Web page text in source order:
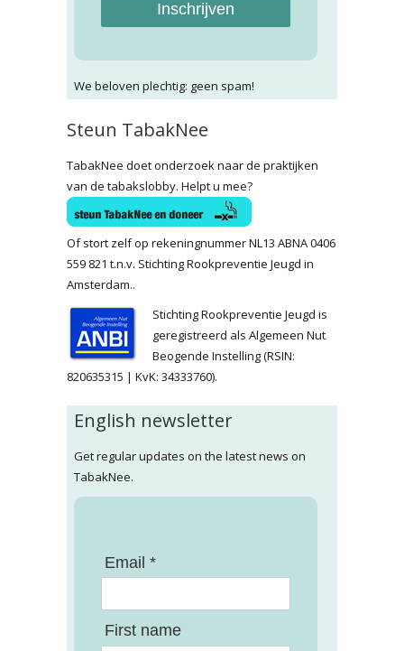
Inschrijven
We beloven plechtig: geen spam!
Steun TabakNee
TabakNee doet onderzoek naar de praktijken
van de tabakslobby. Helpt u mee?
Of stort zelf op rekeningnummer NL13 ABNA 0406
559 821 t.n.v. Stichting Rookpreventie Jeugd in
Amsterdam..
Stichting Rookpreventie Jeugd is
geregistreerd als Algemeen Nut
Beogende Instelling (RSIN:
820635315 | KvK: 34333760).
English newsletter
Get regular updates on the latest news on
TabakNee.
Email *
First name